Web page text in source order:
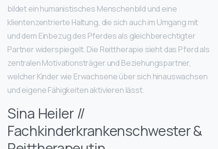
bildet ein humanistisches Menschenbild und eine
klientenzentrierte Haltung, die sich auch im Umgang mit
und dem Einbezug des Pferdes als gleichberechtigter
Partner widerspiegelt. Die Reittherapie sieht das Pferd als
zentralen Motivationsträger und Beziehungspartner,
welcher Kinder wie Erwachsene über sich hinauswachsen
und eigene Fähigkeiten aktivieren lässt.
Sina Heiler //
Fachkinderkrankenschwester &